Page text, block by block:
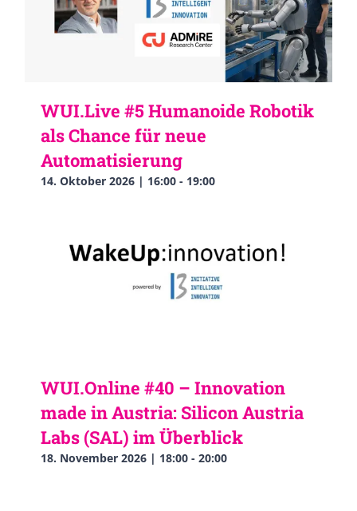
WUI.Live #5 Humanoide Robotik
als Chance für neue
Automatisierung
14. Oktober 2026 | 16:00 - 19:00
WUI.Online #40 – Innovation
made in Austria: Silicon Austria
Labs (SAL) im Überblick
18. November 2026 | 18:00 - 20:00